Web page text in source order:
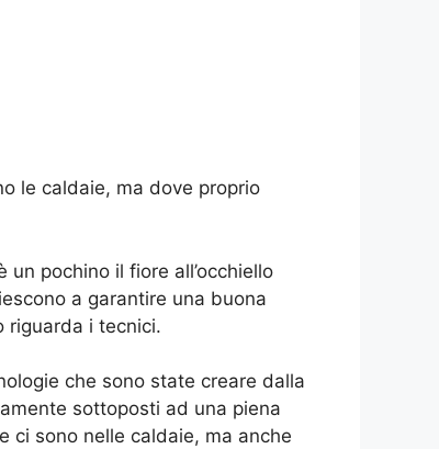
le caldaie, ma dove proprio
un pochino il fiore all’occhiello
a garantire una buona
riguarda i tecnici.
che sono state creare dalla
sottoposti ad una piena
ci sono nelle caldaie, ma anche